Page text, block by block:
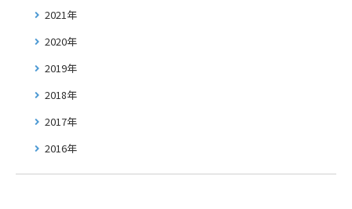
2021年
2020年
2019年
2018年
2017年
2016年